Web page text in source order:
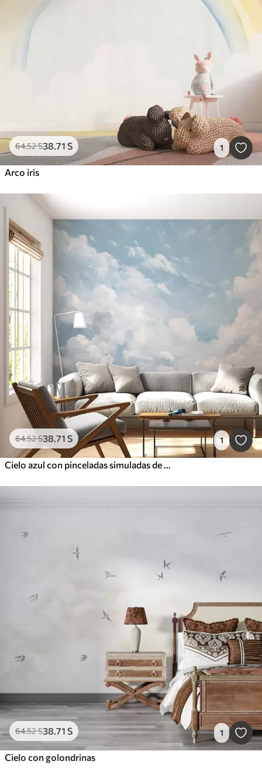
64.52S38.71 S 1
Arco iris
64.52S38.71 S 1
Cielo azul con pinceladas simuladas de óleo
64.52S38.71 S 1
Cielo con golondrinas